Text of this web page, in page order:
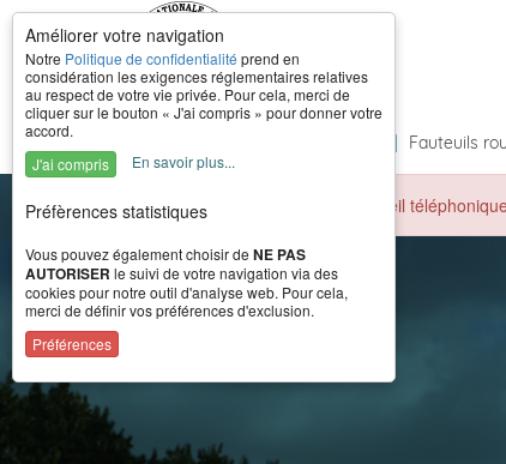
Fauteuils
Durant la période estivale, l'accueil
Améliorer votre navigation
Notre Politique de confidentialité prend en
considération les exigences réglementaires relatives
au respect de votre vie privée. Pour cela, merci de
cliquer sur le bouton « J'ai compris » pour donner votre
accord.
J'ai compris
En savoir plus...
Préfèrences statistiques
Vous pouvez également choisir de NE PAS
AUTORISER le suivi de votre navigation via des
cookies pour notre outil d'analyse web. Pour cela,
merci de définir vos préférences d'exclusion.
Préférences